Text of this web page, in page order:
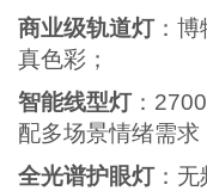
商业级轨道灯：博
真色彩；
智能线型灯：
配多场景情绪需求
全光谱护眼灯：无